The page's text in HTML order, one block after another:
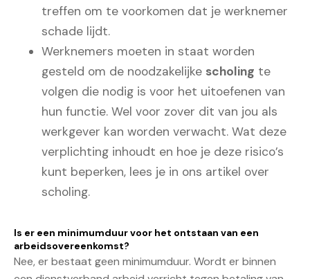
treffen om te voorkomen dat je werknemer
schade lijdt.
Werknemers moeten in staat worden
gesteld om de noodzakelijke scholing te
volgen die nodig is voor het uitoefenen van
hun functie. Wel voor zover dit van jou als
werkgever kan worden verwacht. Wat deze
verplichting inhoudt en hoe je deze risico’s
kunt beperken, lees je in ons artikel over
scholing.
Is er een minimumduur voor het ontstaan van een
arbeidsovereenkomst?
Nee, er bestaat geen minimumduur. Wordt er binnen